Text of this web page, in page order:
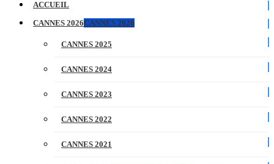
ACCUEIL
CANNES 2026CANNES 2026
CANNES 2025
CANNES 2024
CANNES 2023
CANNES 2022
CANNES 2021